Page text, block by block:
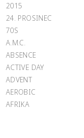
2015
24. PROSINEC
70S
A.M.C.
ABSENCE
ACTIVE DAY
ADVENT
AEROBIC
AFRIKA